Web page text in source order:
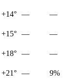
+14° —
—
+15° —
—
+18° —
—
+21° — 9%